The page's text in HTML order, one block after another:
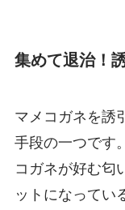
集めて退治！
マメコガネを誘
手段の一つです
コガネが好む匂
ットになってい